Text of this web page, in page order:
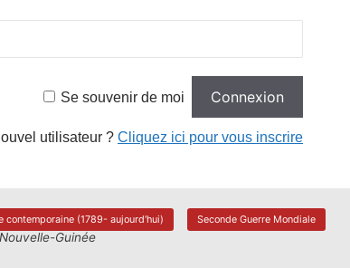
Se souvenir de moi
utilisateur ? Cliquez ici pour vous inscrire
contemporaine (1789- aujourd'hui) Seconde Guerre Mondiale
Guinée